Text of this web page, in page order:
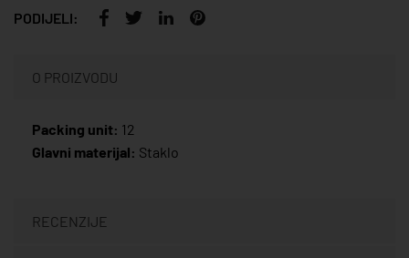
PODIJELI:
O PROIZVODU
Packing unit: 12
Glavni materijal: Staklo
RECENZIJE